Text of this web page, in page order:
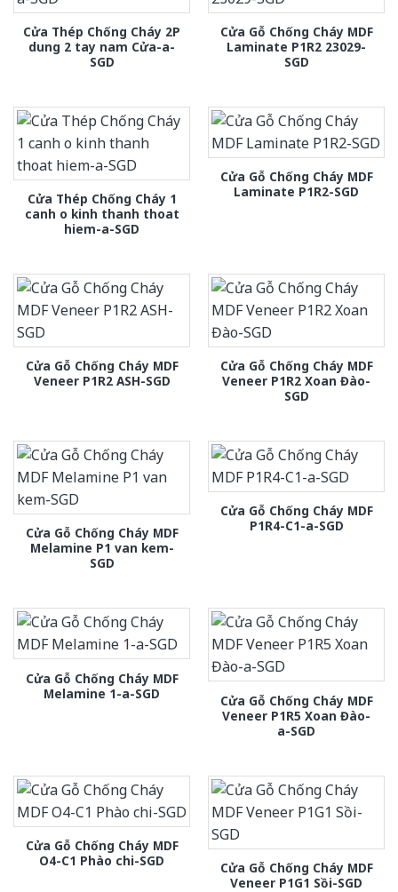
Cửa Thép Chống Cháy 2P
dung 2 tay nam Cửa-a-
SGD
Cửa Gỗ Chống Cháy MDF
Laminate P1R2 23029-
SGD
Cửa Thép Chống Cháy 1
canh o kinh thanh thoat
hiem-a-SGD
Cửa Gỗ Chống Cháy MDF
Laminate P1R2-SGD
Cửa Gỗ Chống Cháy MDF
Veneer P1R2 ASH-SGD
Cửa Gỗ Chống Cháy MDF
Veneer P1R2 Xoan Đào-
SGD
Cửa Gỗ Chống Cháy MDF
Melamine P1 van kem-
SGD
Cửa Gỗ Chống Cháy MDF
P1R4-C1-a-SGD
Cửa Gỗ Chống Cháy MDF
Melamine 1-a-SGD
Cửa Gỗ Chống Cháy MDF
Veneer P1R5 Xoan Đào-
a-SGD
Cửa Gỗ Chống Cháy MDF
O4-C1 Phào chi-SGD
Cửa Gỗ Chống Cháy MDF
Veneer P1G1 Sồi-SGD